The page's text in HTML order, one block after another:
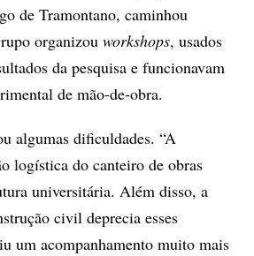
de Tramontano, caminhou
organizou workshops, usados
da pesquisa e funcionavam
de mão-de-obra.
algumas dificuldades. “A
logística do canteiro de obras
universitária. Além disso, a
civil deprecia esses
um acompanhamento muito mais